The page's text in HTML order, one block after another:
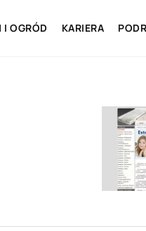
I OGRÓD KARIERA